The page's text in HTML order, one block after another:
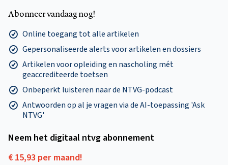
Abonneer vandaag nog!
Online toegang tot alle artikelen
Gepersonaliseerde alerts voor artikelen en dossiers
Artikelen voor opleiding en nascholing mét
geaccrediteerde toetsen
Onbeperkt luisteren naar de NTVG-podcast
Antwoorden op al je vragen via de AI-toepassing 'Ask
NTVG'
Neem het digitaal ntvg abonnement
€ 15,93 per maand!